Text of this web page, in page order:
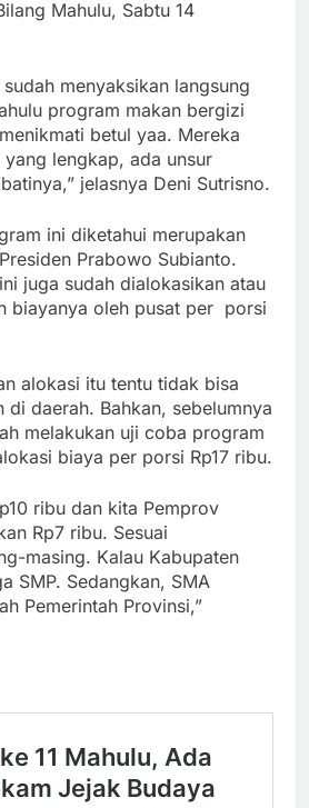
Mahulu, Sabtu 14
menyaksikan langsung
program makan bergizi
betul yaa. Mereka
lengkap, ada unsur
jelasnya Deni Sutrisno.
ini diketahui merupakan
Prabowo Subianto.
juga sudah dialokasikan atau
biayanya oleh pusat per porsi
alokasi itu tentu tidak bisa
di daerah. Bahkan, sebelumnya
melakukan uji coba program
biaya per porsi Rp17 ribu.
ribu dan kita Pemprov
Rp7 ribu. Sesuai
masing. Kalau Kabupaten
SMP. Sedangkan, SMA
Pemerintah Provinsi,”